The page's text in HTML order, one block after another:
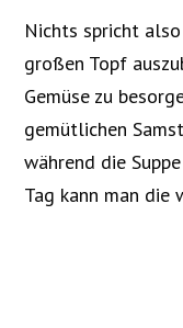
Nichts spricht
großen Topf
Gemüse zu
gemütlichen
während die
Tag kann man